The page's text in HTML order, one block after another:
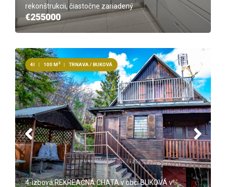
rekonštrukcii, čiastočne zariadený
€255000
4-izbová REKREAČNÁ CHATA v obci BUKOVÁ v
4I | 100 M 2 | TRNAVA / BUKOVÁ